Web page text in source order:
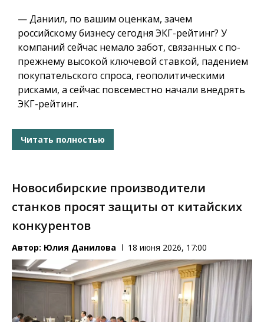
— Даниил, по вашим оценкам, зачем
российскому бизнесу сегодня ЭКГ-рейтинг? У
компаний сейчас немало забот, связанных с по-
прежнему высокой ключевой ставкой, падением
покупательского спроса, геополитическими
рисками, а сейчас повсеместно начали внедрять
ЭКГ-рейтинг.
Читать полностью
Новосибирские производители
станков просят защиты от китайских
конкурентов
Автор: Юлия Данилова 18 июня 2026, 17:00